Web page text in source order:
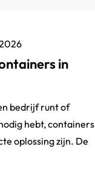
in
bedrijf runt of
hebt, containers
oplossing zijn. De